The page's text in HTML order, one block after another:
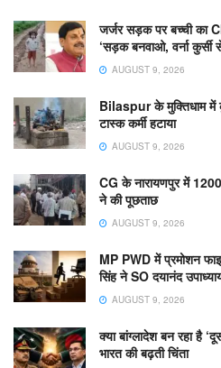
जर्जर सड़क पर बच्ची का
‘सड़क बनवाओ, वर्ना कुर्सी
AUGUST 9, 2026
Bilaspur के मुक्तिधाम में
टास्क कर्मी हटाया
AUGUST 9, 2026
CG के नारायणपुर में
ने की पूछताछ
AUGUST 9, 2026
MP PWD में प्रमोशन
सिंह ने SO दयानंद
AUGUST 9, 2026
क्या बांग्लादेश बन रहा है
भारत की बढ़ती चिंता